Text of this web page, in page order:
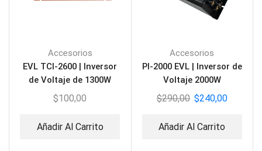
Accesorios
EVL TCI-2600 | Inversor
de Voltaje de 1300W
$100,00
Añadir Al Carrito
Accesorios
PI-2000 EVL | Inversor de
Voltaje 2000W
$290,00 $240,00
Añadir Al Carrito